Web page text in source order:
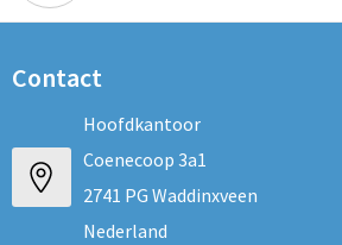
Contact
Hoofdkantoor
Coenecoop 3a1
2741 PG Waddinxveen
Nederland